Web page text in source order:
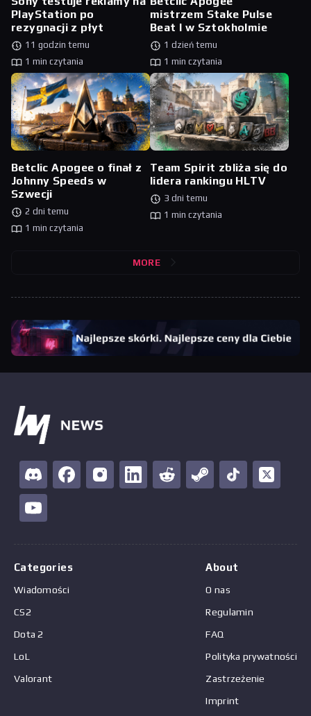
PlayStation po
rezygnacji z płyt
11 godzin temu
1 min czytania
mistrzem Stake Pulse
Beat I w Sztokholmie
1 dzień temu
1 min czytania
Betclic Apogee o finał z
Johnny Speeds w
Szwecji
2 dni temu
1 min czytania
Team Spirit zbliża się do
lidera rankingu HLTV
3 dni temu
1 min czytania
MORE
Categories
Wiadomości
CS2
Dota 2
LoL
Valorant
About
O nas
Regulamin
FAQ
Polityka prywatności
Zastrzeżenie
Imprint